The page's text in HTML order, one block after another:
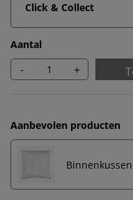
Click & Collect
Aantal
- +
Aanbevolen producten
Binnenkussen